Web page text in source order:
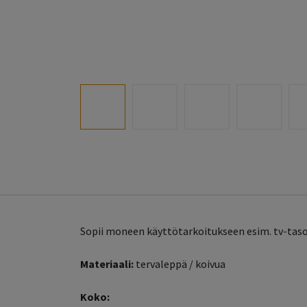
Sopii moneen käyttötarkoitukseen esim. tv-
Materiaali: tervaleppä / koivua
Koko: